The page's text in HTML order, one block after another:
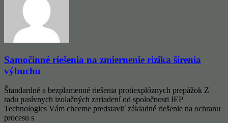
Samočinné riešenia na zmiernenie rizika šírenia
výbuchu
Štandardné a bezplamenné riešenia protiexplóznych prepážok Z
radu pasívnych izolačných zariadení od spoločnosti IEP
Technologies Vám chceme predstaviť základné riešenie na ochranu
procesu s